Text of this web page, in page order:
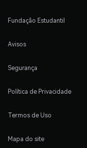
Fundação Estudantil
Avisos
Segurança
Política de Privacidade
Termos de Uso
Mapa do site